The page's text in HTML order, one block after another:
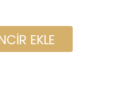
EKLE